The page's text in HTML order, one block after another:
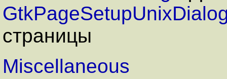
страницы
Miscellaneous